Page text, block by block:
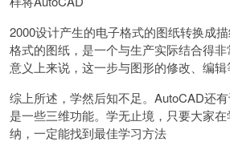
2000设计产生的电子格式的图纸转换成
格式的图纸，是一个与生产实际结合得
意义上来说，这一步与图形的修改、编辑
综上所述，学然后知不足。AutoCAD还
是一些三维功能。学无止境，只要大家
纳，一定能找到最佳学习方法